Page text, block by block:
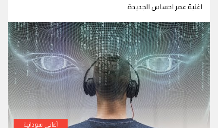
اغنية عمر احساس الجديدة
أغاني سودانية